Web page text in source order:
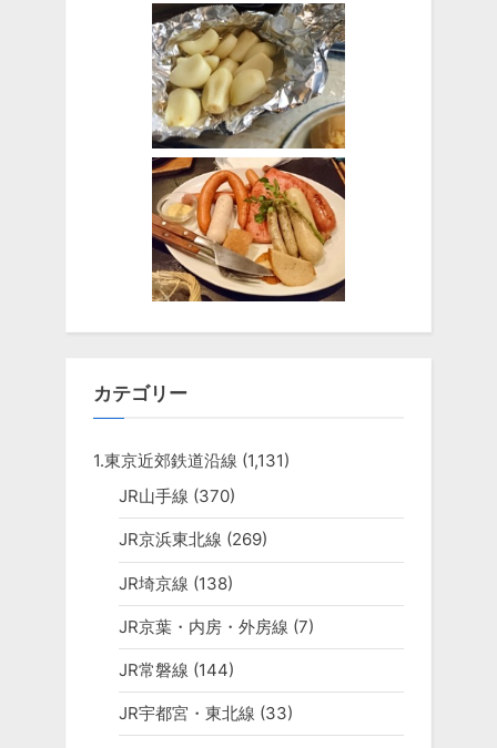
カテゴリー
1.東京近郊鉄道沿線 (1,131)
JR山手線 (370)
JR京浜東北線 (269)
JR埼京線 (138)
JR京葉・内房・外房線 (7)
JR常磐線 (144)
JR宇都宮・東北線 (33)